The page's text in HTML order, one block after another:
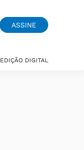
ASSINE
EDIÇÃO DIGITAL